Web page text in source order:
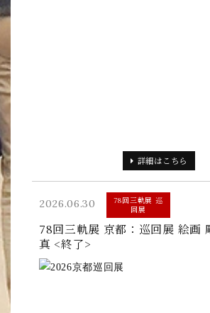
詳細はこちら
2026.06.30
78回三軌展 巡
回展
78回三軌展 京都：巡回展 絵画
真 <終了>